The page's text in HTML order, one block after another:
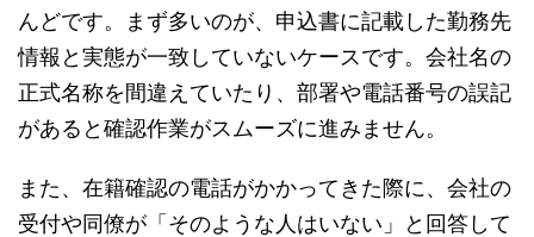
んどです。まず多いのが、申込書に記載した勤務先
情報と実態が一致していないケースです。会社名の
正式名称を間違えていたり、部署や電話番号の誤記
があると確認作業がスムーズに進みません。
また、在籍確認の電話がかかってきた際に、会社の
受付や同僚が「そのような人はいない」と回答して